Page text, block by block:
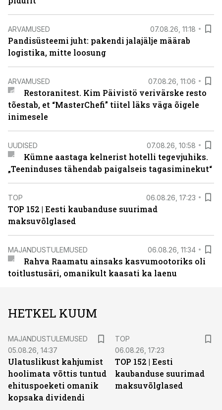
ARVAMUSED 07.08.26, 11:18
Pandisüsteemi juht: pakendi jalajälje määrab
logistika, mitte loosung
ARVAMUSED 07.08.26, 11:06
Restoranitest. Kim Päivistö verivärske resto
tõestab, et “MasterChefi” tiitel läks väga õigele
inimesele
UUDISED 07.08.26, 10:58
Kümne aastaga kelnerist hotelli tegevjuhiks.
„Teeninduses tähendab paigalseis tagasiminekut“
TOP 06.08.26, 17:23
TOP 152 | Eesti kaubanduse suurimad
maksuvõlglased
MAJANDUSTULEMUSED 06.08.26, 11:34
Rahva Raamatu ainsaks kasvumootoriks oli
toitlustusäri, omanikult kaasati ka laenu
HETKEL KUUM
MAJANDUSTULEMUSED
05.08.26, 14:37
Ulatuslikust kahjumist
hoolimata võttis tuntud
ehituspoeketi omanik
kopsaka dividendi
TOP
06.08.26, 17:23
TOP 152 | Eesti
kaubanduse suurimad
maksuvõlglased